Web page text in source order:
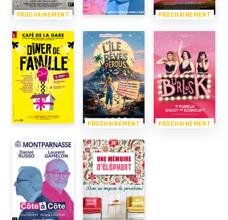
PROCHAINEMENT PROCHAINEMENT
PROCHAINEMENT PROCHAINEMENT